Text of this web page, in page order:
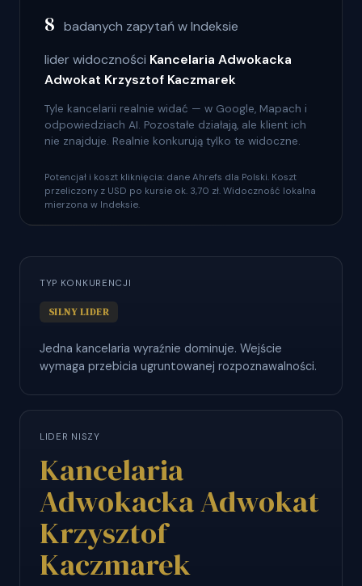
8 badanych zapytań w Indeksie
lider widoczności Kancelaria Adwokacka
Adwokat Krzysztof Kaczmarek
Tyle kancelarii realnie widać — w Google, Mapach i
odpowiedziach AI. Pozostałe działają, ale klient ich
nie znajduje. Realnie konkurują tylko te widoczne.
Potencjał i koszt kliknięcia: dane Ahrefs dla Polski. Koszt
przeliczony z USD po kursie ok. 3,70 zł. Widoczność lokalna
mierzona w Indeksie.
TYP KONKURENCJI
SILNY LIDER
Jedna kancelaria wyraźnie dominuje. Wejście
wymaga przebicia ugruntowanej rozpoznawalności.
LIDER NISZY
Kancelaria
Adwokacka Adwokat
Krzysztof
Kaczmarek